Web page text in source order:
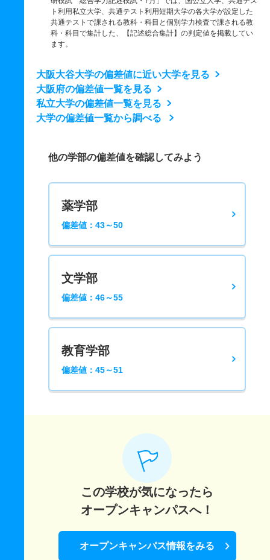
ト利用私立大学、共通テスト利用短期大学の各大学が設定した
共通テストで課される教科・科目と個別学力検査で課される教
科・科目で集計した、【記述総合集計】の判定値を掲載してい
ます。
大阪大谷大学の偏差値に近い大学を見る
大阪府の偏差値一覧を見る
私立大学の偏差値一覧を見る
大学の偏差値一覧から調べる
他の学部の偏差値を確認してみよう
薬学部
偏差値：43～50
文学部
偏差値：46～55
教育学部
偏差値：45～51
この学校が気になったら
オープンキャンパスへ！
オープンキャンパス情報をみる